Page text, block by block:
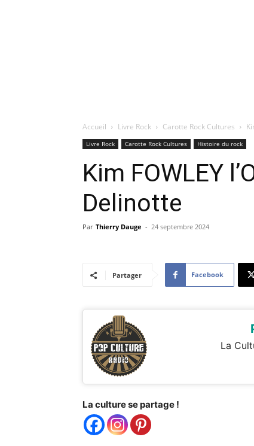
Accueil Livre Rock Carotte Rock Cultures
Livre Rock Carotte Rock Cultures Histoire du rock
Kim FOWLEY
Delinotte
Par Thierry Dauge - 24 septembre 2024
Partager Facebook
La
La culture se partage !